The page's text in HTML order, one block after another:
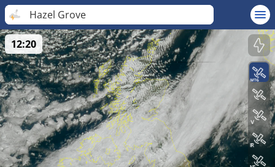
Hazel Grove
12:20